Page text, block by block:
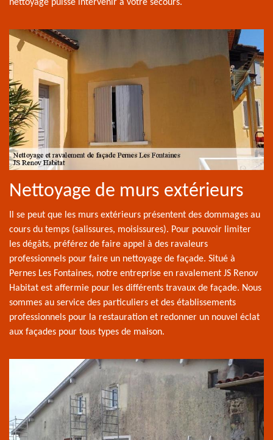
nettoyage puisse intervenir à votre secours.
Nettoyage de murs extérieurs
Il se peut que les murs extérieurs présentent des dommages au
cours du temps (salissures, moisissures). Pour pouvoir limiter
les dégâts, préférez de faire appel à des ravaleurs
professionnels pour faire un nettoyage de façade. Situé à
Pernes Les Fontaines, notre entreprise en ravalement JS Renov
Habitat est affermie pour les différents travaux de façade. Nous
sommes au service des particuliers et des établissements
professionnels pour la restauration et redonner un nouvel éclat
aux façades pour tous types de maison.